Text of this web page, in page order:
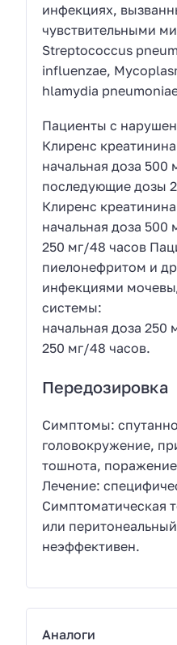
инфекциях,
чувствительными
Streptococcus
influenzae,
hlamydia
Пациенты с
Клиренс
начальная доза 500
последующие дозы
Клиренс
начальная доза
250 мг/48 часов
пиелонефритом и
инфекциями
системы:
начальная доза
250 мг/48 часов.
Передозировка
Симптомы:
головокружение,
тошнота,
Лечение:
Симптоматическая
или
неэффективен.
Аналоги